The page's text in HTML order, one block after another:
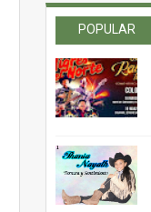
POPULAR